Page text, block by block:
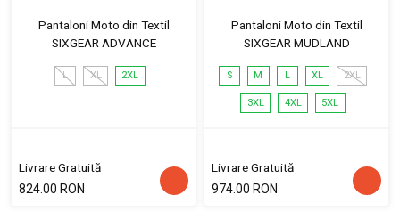
Pantaloni Moto din Textil
SIXGEAR ADVANCE
L XL 2XL
Livrare Gratuită
824.00 RON
Pantaloni Moto din Textil
SIXGEAR MUDLAND
S M L XL 2XL
3XL 4XL 5XL
Livrare Gratuită
974.00 RON